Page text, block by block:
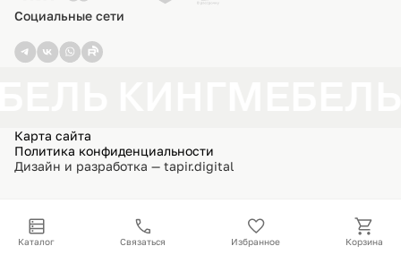
Социальные сети
Карта сайта
Политика конфиденциальности
Дизайн и разработка — tapir.digital
Каталог Связаться Избранное Корзина